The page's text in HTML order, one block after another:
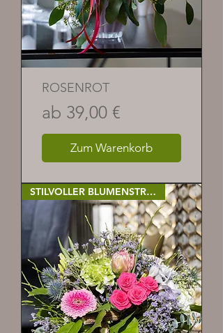
ROSENROT
ab 39,00 €
Sale-Preis
Zum Warenkorb
STILVOLLER BLUMENSTRAUSS